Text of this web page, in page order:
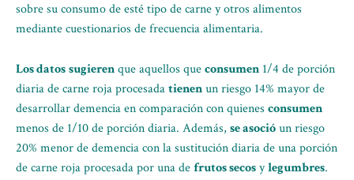
sobre su consumo de esté tipo de carne y otros alimentos
mediante cuestionarios de frecuencia alimentaria.
Los datossugierenque aquellos queconsumen 1/4 de porción
diaria de carne roja procesadatienenun riesgo 14% mayor de
desarrollar demencia en comparación con quienes consumen
menos de 1/10 de porción diaria. Además, se asocióun riesgo
20% menor de demencia con la sustitución diaria de una porción
de carne roja procesada por una defrutos secosylegumbres.